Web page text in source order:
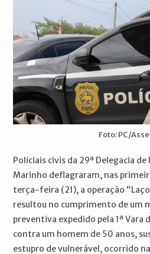
Foto: PC/
Policiais civis da 29ª Delegacia
Marinho deflagraram, nas
terça-feira (21), a operação
resultou no cumprimento de um
preventiva expedido pela 1ª Vara
contra um homem de 50 anos,
estupro de vulnerável, ocorrido